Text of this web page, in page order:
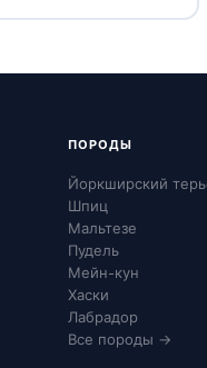
ПОРОДЫ
Йоркширский
Шпиц
Мальтезе
Пудель
Мейн-кун
Хаски
Лабрадор
Все породы →